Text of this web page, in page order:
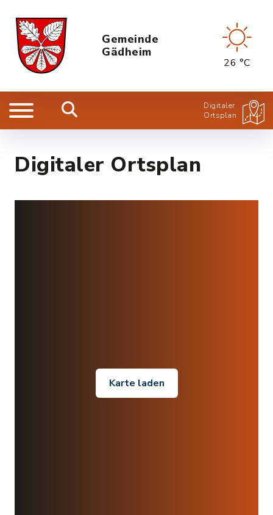
Gemeinde
Gädheim
26 °C
Digitaler
Ortsplan
Digitaler Ortsplan
Karte laden